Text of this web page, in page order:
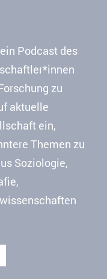
Podcast des
zu
aktuelle
ein,
Themen zu
Soziologie,